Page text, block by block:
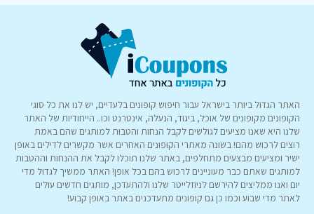
האתר הגדול ביותר בישראל עבור חיפוש קופונים בלעדיים, יש לנו את כל סוגי
הקופונים מקופונים של אוכל, ביגוד, הנעלה, אינטרנט וכו.. הייחודיות של האתר
שלנו היא שאנו מציעים לגולשים לקבל הנחות והטבות למותגים שהם באמת
רוצים לרכוש מהם! בשונה מאתרי הקופונים האחרים אשר מקשרים לדילים באופן
ישיר ומציעים מבצעים מתחלפים, באתר שלנו תוכלו לקבל את ההנחות וההטבות
למותגים שאתם כבר מעוניינים לרכוש בהם בכל אופן! האתר ממשיך לגדול מדי
יום ואנו ממליצים להירשם לניוזלייטר שלנו ולהתעדכן, מותגים חדשים עולים
לאתר מדי שבוע וכמו כן גם קופונים מתעדכנים באתר באופן קבוע!